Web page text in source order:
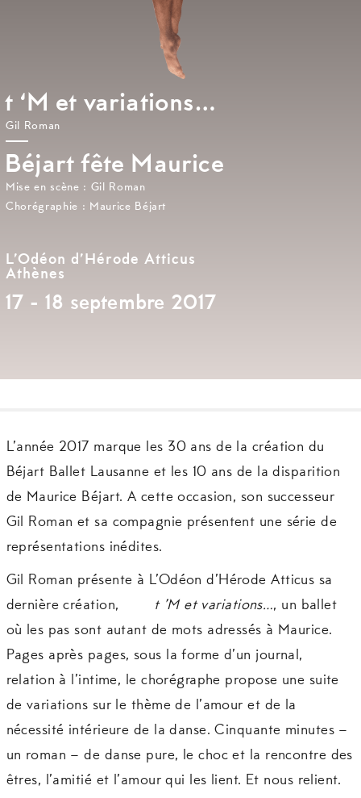
t ‘M et variations…
Gil Roman
Béjart fête Maurice
Mise en scène : Gil Roman
Chorégraphie : Maurice Béjart
L’Odéon d’Hérode Atticus
Athènes
17 - 18 septembre 2017
L’année 2017 marque les 30 ans de la création du
Béjart Ballet Lausanne et les 10 ans de la disparition
de Maurice Béjart. A cette occasion, son successeur
Gil Roman et sa compagnie présentent une série de
représentations inédites.
Gil Roman présente à L’Odéon d’Hérode Atticus sa
dernière création,
t ’M et variations…, un ballet
où les pas sont autant de mots adressés à Maurice.
Pages après pages, sous la forme d’un journal,
relation à l’intime, le chorégraphe propose une suite
de variations sur le thème de l’amour et de la
nécessité intérieure de la danse. Cinquante minutes –
un roman – de danse pure, le choc et la rencontre des
êtres, l’amitié et l’amour qui les lient. Et nous relient.